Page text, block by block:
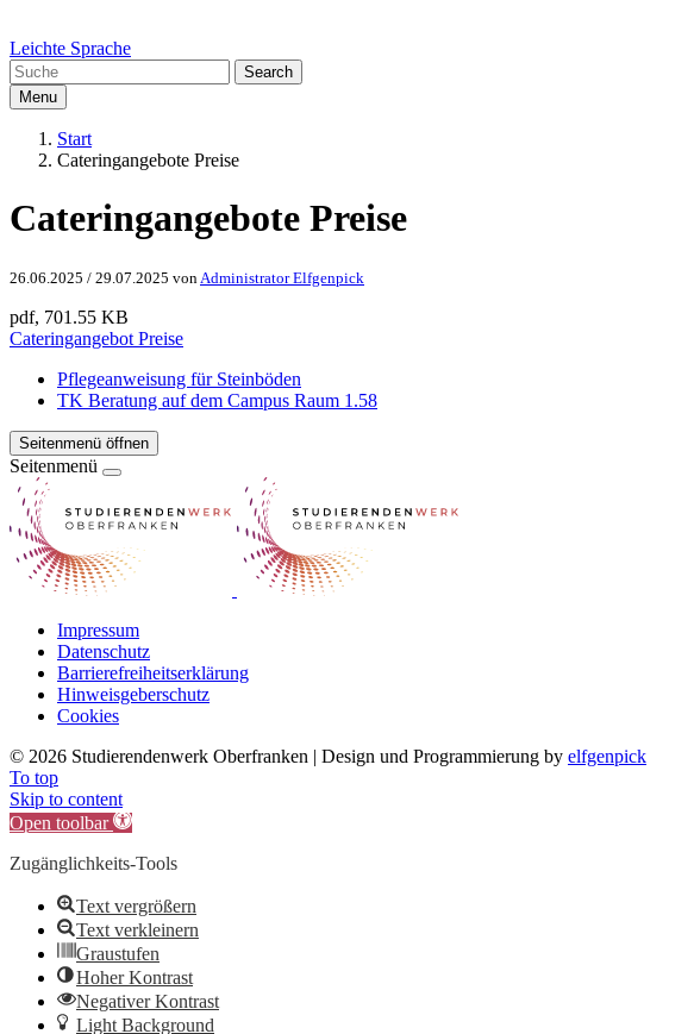
Leichte Sprache
Search
Menu
Start
Cateringangebote Preise
Cateringangebote Preise
26.06.2025 / 29.07.2025 von Administrator Elfgenpick
pdf, 701.55 KB
Cateringangebot Preise
Pflegeanweisung für Steinböden
TK Beratung auf dem Campus Raum 1.58
Seitenmenü öffnen
Seitenmenü
Impressum
Datenschutz
Barrierefreiheitserklärung
Hinweisgeberschutz
Cookies
© 2026 Studierendenwerk Oberfranken | Design und Programmierung by elfgenpick
To top
Skip to content
Open toolbar
Zugänglichkeits-Tools
Text vergrößern
Text verkleinern
Graustufen
Hoher Kontrast
Negativer Kontrast
Light Background